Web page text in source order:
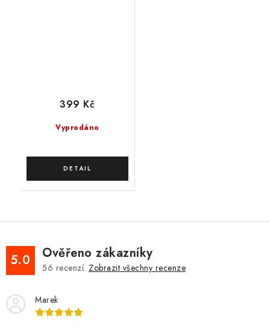
Vyprodáno
399 Kč
5.0 Ověřeno zákazníky
56 recenzí. Zobrazit všechny recenze
Marek